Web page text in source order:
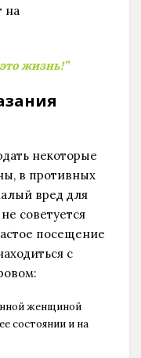
на
жизнь!”
некоторые
в противных
вред для
советуется
посещение
с
женщиной
состоянии и на